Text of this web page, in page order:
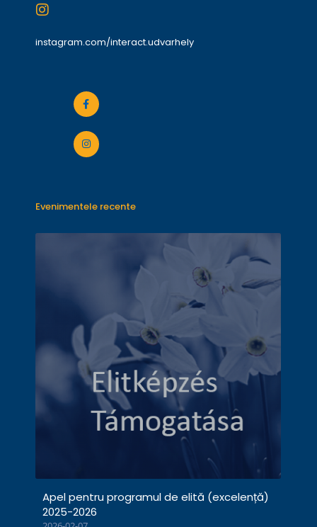
instagram.com/interact.udvarhely
Evenimentele recente
Apel pentru programul de elită (excelență)
2025-2026